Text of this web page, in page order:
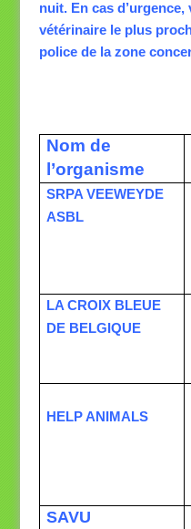
nuit. En cas
vétérinaire le plus
police de la zone
Nom de
l’organisme
SRPA VEEWEYDE
ASBL
LA CROIX BLEUE
DE BELGIQUE
HELP ANIMALS
SAVU